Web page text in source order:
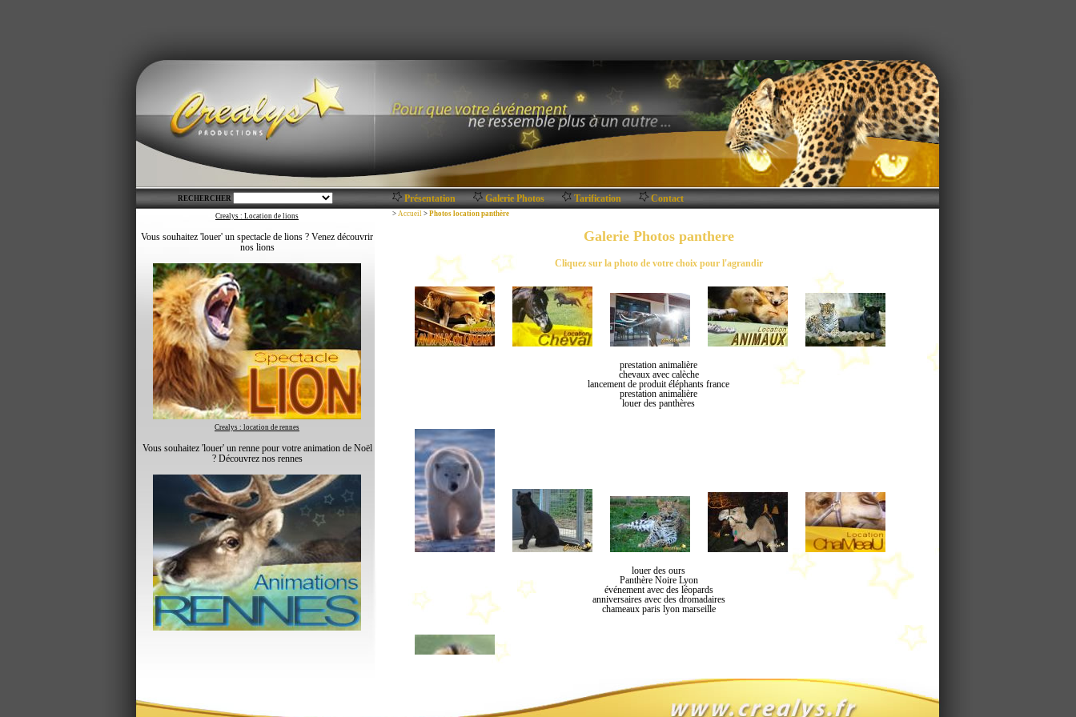
RECHERCHER Présentation Galerie Photos Tarification Contact
Crealys : Location de lions
Vous souhaitez 'louer' un spectacle de lions ? Venez découvrir
nos lions
Crealys : location de rennes
Vous souhaitez 'louer' un renne pour votre animation de Noël
? Découvrez nos rennes
> Accueil > Photos location panthère
Galerie Photos panthere
Cliquez sur la photo de votre choix pour l'agrandir
prestation animalière
chevaux avec calèche
lancement de produit éléphants france
prestation animalière
louer des panthères
louer des ours
Panthère Noire Lyon
événement avec des léopards
anniversaires avec des dromadaires
chameaux paris lyon marseille